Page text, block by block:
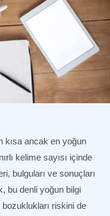
kısa ancak en yoğun
kelime sayısı içinde
bulguları ve sonuçları
bu denli yoğun bilgi
riskini de